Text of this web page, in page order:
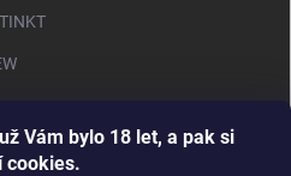
Vám bylo 18 let, a pak si
cookies.